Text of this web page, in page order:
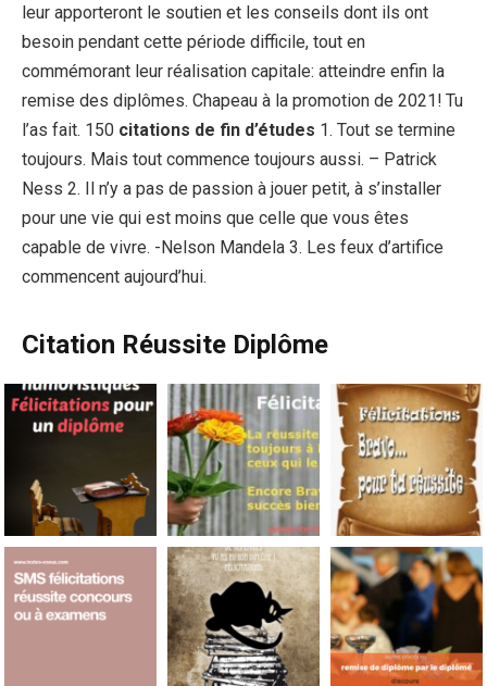
leur apporteront le soutien et les conseils dont ils ont
besoin pendant cette période difficile, tout en
commémorant leur réalisation capitale: atteindre enfin la
remise des diplômes. Chapeau à la promotion de 2021! Tu
l’as fait. 150 citations de fin d’études 1. Tout se termine
toujours. Mais tout commence toujours aussi. – Patrick
Ness 2. Il n’y a pas de passion à jouer petit, à s’installer
pour une vie qui est moins que celle que vous êtes
capable de vivre. -Nelson Mandela 3. Les feux d’artifice
commencent aujourd’hui.
Citation Réussite Diplôme